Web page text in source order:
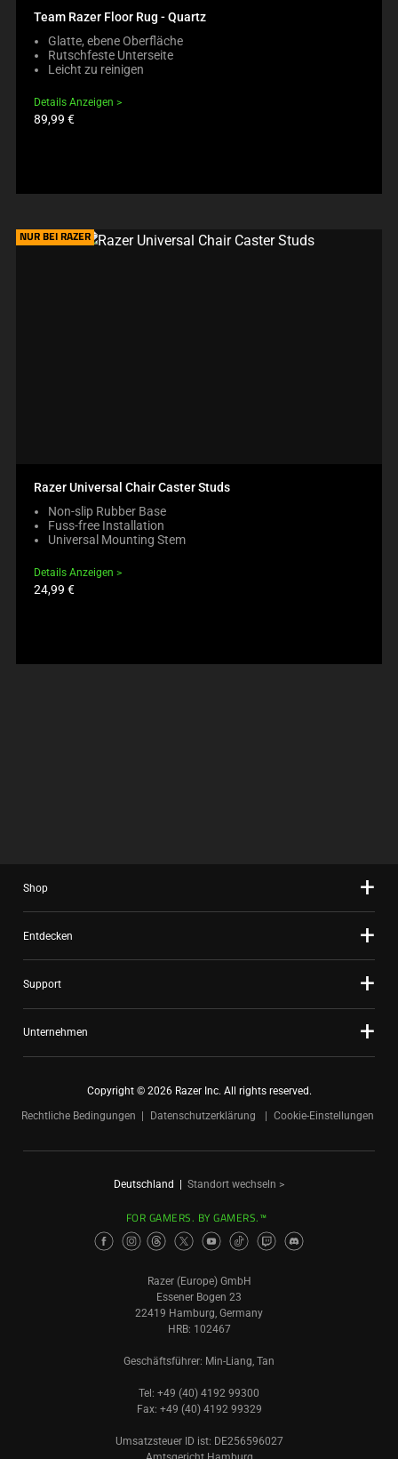
Team Razer Floor Rug - Quartz
Glatte, ebene Oberfläche
Rutschfeste Unterseite
Leicht zu reinigen
Details Anzeigen
Produktpreis:
89,99 €
NUR BEI RAZER
Razer Universal Chair Caster Studs
Non-slip Rubber Base
Fuss-free Installation
Universal Mounting Stem
Details Anzeigen
Produktpreis:
24,99 €
Shop
Entdecken
Support
Unternehmen
Copyright © 2026 Razer Inc. All rights reserved.
Rechtliche Bedingungen
Datenschutzerklärung Cookie-Einstellungen
Deutschland | Standort wechseln >
FOR GAMERS. BY GAMERS.™
Razer (Europe) GmbH
Essener Bogen 23
22419 Hamburg, Germany
HRB: 102467
Geschäftsführer: Min-Liang, Tan
Tel: +49 (40) 4192 99300
Fax: +49 (40) 4192 99329
Umsatzsteuer ID ist: DE256596027